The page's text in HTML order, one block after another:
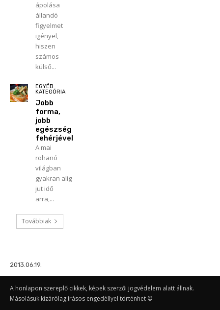
ápolása
állandó
figyelmet
igényel,
hiszen
számos
külső...
EGYÉB
KATEGÓRIA
Jobb
forma,
jobb
egészség
fehérjével
A mai
rohanó
világban
gyakran alig
jut idő
arra,...
Továbbiak
2013.06.19.
A honlapon szereplő cikkek, képek szerzői jogvédelem alatt állnak.
Másolásuk kizárólag írásos engedéllyel történhet ©